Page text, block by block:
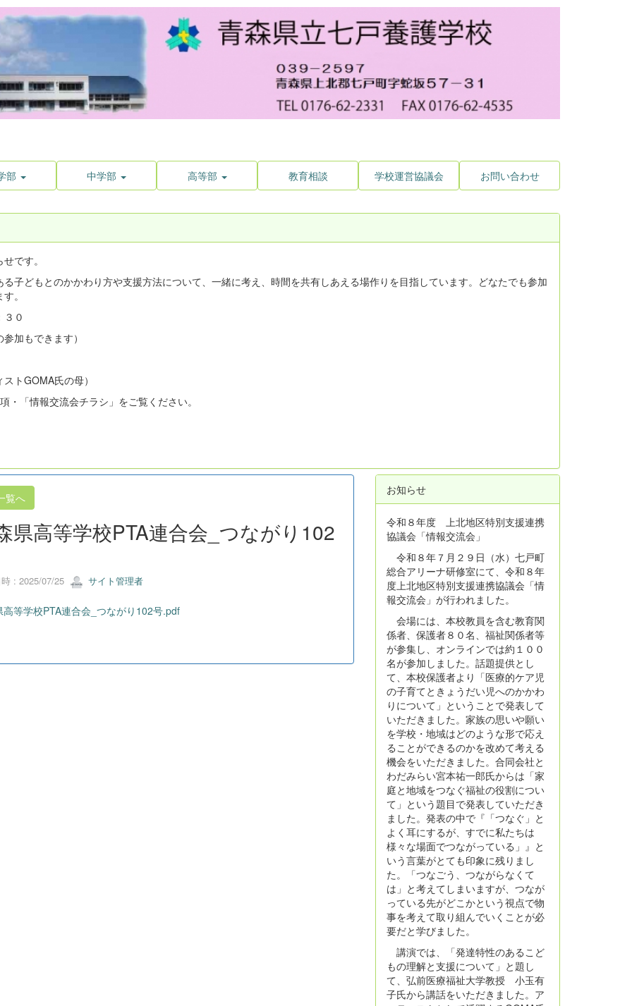
部 中学部 高等部 教育相談 学校運営協議会 お問い合わせ
です。
子どもとのかかわり方や支援方法について、一緒に考え、時間を共有しあえる場作りを目指しています。どなたでも参加
。
０
加もできます）
トGOMA氏の母）
「情報交流会チラシ」をご覧ください。
覧へ
県高等学校PTA連合会_つながり102
: 2025/07/25 サイト管理者
高等学校PTA連合会_つながり102号.pdf
お知らせ
令和８年度 上北地区特別支援連携
協議会「情報交流会」
令和８年７月２９日（水）七戸町
総合アリーナ研修室にて、令和８年
度上北地区特別支援連携協議会「情
報交流会」が行われました。
会場には、本校教員を含む教育関
係者、保護者８０名、福祉関係者等
が参集し、オンラインでは約１００
名が参加しました。話題提供とし
て、本校保護者より「医療的ケア児
の子育てときょうだい児へのかかわ
りについて」ということで発表して
いただきました。家族の思いや願い
を学校・地域はどのような形で応え
ることができるのかを改めて考える
機会をいただきました。合同会社と
わだみらい宮本祐一郎氏からは「家
庭と地域をつなぐ福祉の役割につい
て」という題目で発表していただき
ました。発表の中で『「つなぐ」と
よく耳にするが、すでに私たちは
様々な場面でつながっている」』と
いう言葉がとても印象に残りまし
た。「つなごう、つながらなくて
は」と考えてしまいますが、つなが
っている先がどこかという視点で物
事を考えて取り組んでいくことが必
要だと学びました。
講演では、「発達特性のあるこど
もの理解と支援について」と題し
て、弘前医療福祉大学教授 小玉有
子氏から講話をいただきました。ア